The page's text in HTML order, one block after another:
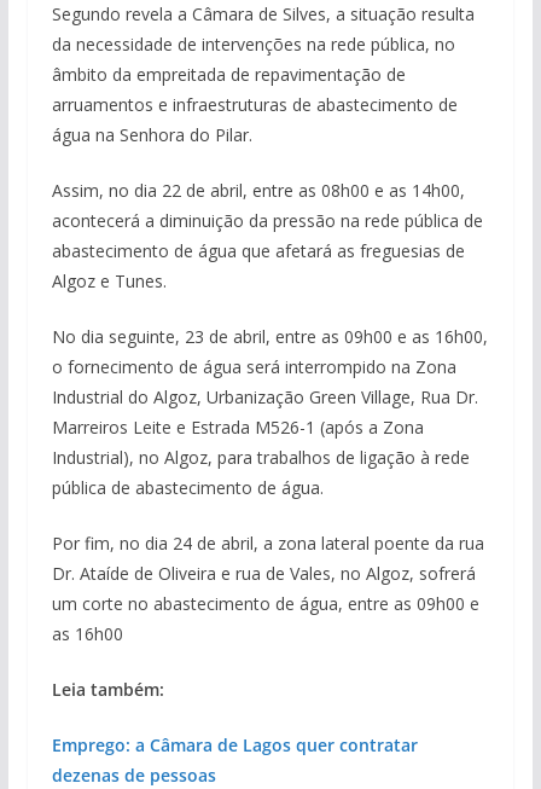
Segundo revela a Câmara de Silves, a situação resulta
da necessidade de intervenções na rede pública, no
âmbito da empreitada de repavimentação de
arruamentos e infraestruturas de abastecimento de
água na Senhora do Pilar.
Assim, no dia 22 de abril, entre as 08h00 e as 14h00,
acontecerá a diminuição da pressão na rede pública de
abastecimento de água que afetará as freguesias de
Algoz e Tunes.
No dia seguinte, 23 de abril, entre as 09h00 e as 16h00,
o fornecimento de água será interrompido na Zona
Industrial do Algoz, Urbanização Green Village, Rua Dr.
Marreiros Leite e Estrada M526-1 (após a Zona
Industrial), no Algoz, para trabalhos de ligação à rede
pública de abastecimento de água.
Por fim, no dia 24 de abril, a zona lateral poente da rua
Dr. Ataíde de Oliveira e rua de Vales, no Algoz, sofrerá
um corte no abastecimento de água, entre as 09h00 e
as 16h00
Leia também:
Emprego: a Câmara de Lagos quer contratar
dezenas de pessoas